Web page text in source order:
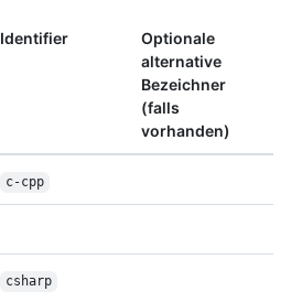
Identifier
Optionale
alternative
Bezeichner
(falls
vorhanden)
c-cpp
csharp